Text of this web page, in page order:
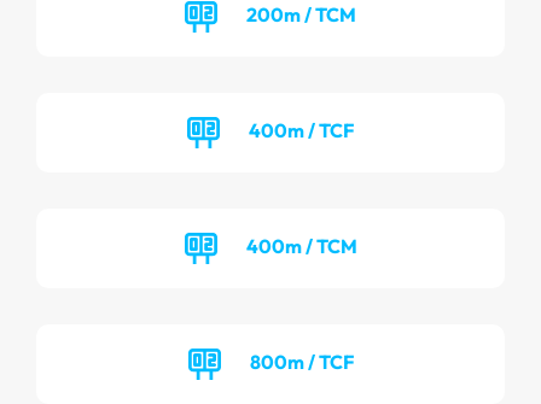
200m / TCM
400m / TCF
400m / TCM
800m / TCF